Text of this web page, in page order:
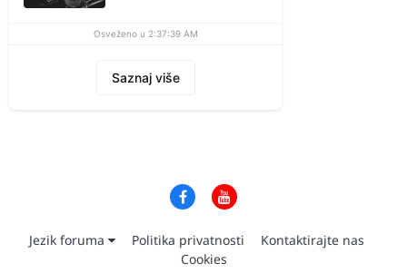
Osveženo u 2:37:39 AM
Saznaj više
Jezik foruma Politika privatnosti
Kontaktirajte nas
Cookies